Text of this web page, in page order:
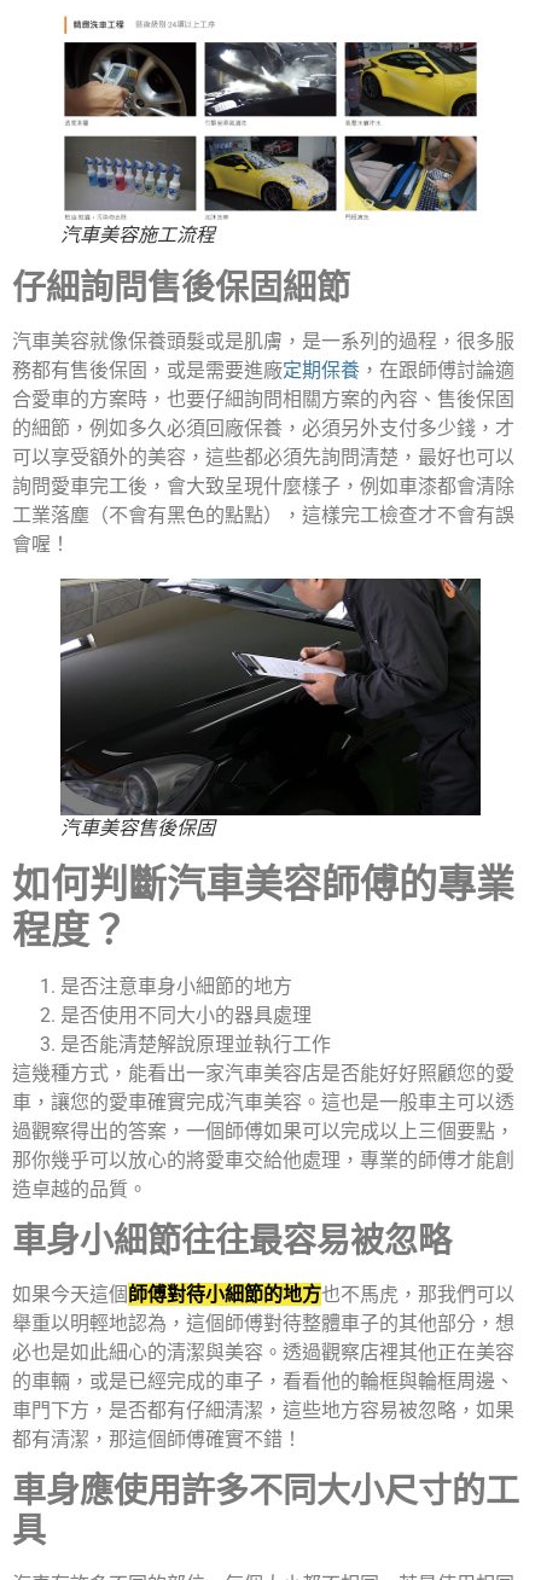
汽車美容施工流程
仔細詢問售後保固細節
汽車美容就像保養頭髮或是肌膚，是一系列的過程，很多服
務都有售後保固，或是需要進廠定期保養 ，在跟師傅討論適
合愛車的方案時，也要仔細詢問相關方案的內容、售後保固
的細節，例如多久必須回廠保養，必須另外支付多少錢，才
可以享受額外的美容，這些都必須先詢問清楚，最好也可以
詢問愛車完工後，會大致呈現什麼樣子，例如車漆都會清除
工業落塵（不會有黑色的點點），這樣完工檢查才不會有誤
會喔！
汽車美容售後保固
如何判斷汽車美容師傅的專業
程度？
是否注意車身小細節的地方
是否使用不同大小的器具處理
是否能清楚解說原理並執行工作
這幾種方式，能看出一家汽車美容店是否能好好照顧您的愛
車，讓您的愛車確實完成汽車美容。這也是一般車主可以透
過觀察得出的答案，一個師傅如果可以完成以上三個要點，
那你幾乎可以放心的將愛車交給他處理，專業的師傅才能創
造卓越的品質。
車身小細節往往最容易被忽略
如果今天這個師傅對待小細節的地方也不馬虎，那我們可以
舉重以明輕地認為，這個師傅對待整體車子的其他部分，想
必也是如此細心的清潔與美容。透過觀察店裡其他正在美容
的車輛，或是已經完成的車子，看看他的輪框與輪框周邊、
車門下方，是否都有仔細清潔，這些地方容易被忽略，如果
都有清潔，那這個師傅確實不錯！
車身應使用許多不同大小尺寸的工
具